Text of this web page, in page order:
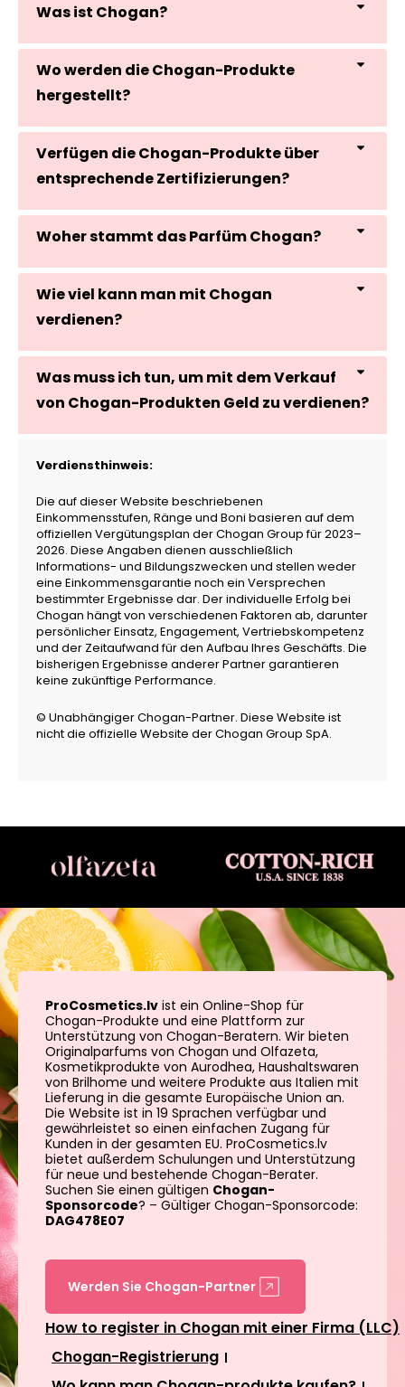
Was ist Chogan?
Wo werden die Chogan-Produkte
hergestellt?
Verfügen die Chogan-Produkte über
entsprechende Zertifizierungen?
Woher stammt das Parfüm Chogan?
Wie viel kann man mit Chogan
verdienen?
Was muss ich tun, um mit dem Verkauf
von Chogan-Produkten Geld zu verdienen?
Verdiensthinweis:
Die auf dieser Website beschriebenen
Einkommensstufen, Ränge und Boni basieren auf dem
offiziellen Vergütungsplan der Chogan Group für 2023–
2026. Diese Angaben dienen ausschließlich
Informations- und Bildungszwecken und stellen weder
eine Einkommensgarantie noch ein Versprechen
bestimmter Ergebnisse dar. Der individuelle Erfolg bei
Chogan hängt von verschiedenen Faktoren ab, darunter
persönlicher Einsatz, Engagement, Vertriebskompetenz
und der Zeitaufwand für den Aufbau Ihres Geschäfts. Die
bisherigen Ergebnisse anderer Partner garantieren
keine zukünftige Performance.
© Unabhängiger Chogan-Partner. Diese Website ist
nicht die offizielle Website der Chogan Group SpA.
ProCosmetics.lv ist ein Online-Shop für
Chogan-Produkte und eine Plattform zur
Unterstützung von Chogan-Beratern. Wir bieten
Originalparfums von Chogan und Olfazeta,
Kosmetikprodukte von Aurodhea, Haushaltswaren
von Brilhome und weitere Produkte aus Italien mit
Lieferung in die gesamte Europäische Union an.
Die Website ist in 19 Sprachen verfügbar und
gewährleistet so einen einfachen Zugang für
Kunden in der gesamten EU. ProCosmetics.lv
bietet außerdem Schulungen und Unterstützung
für neue und bestehende Chogan-Berater.
Suchen Sie einen gültigen Chogan-
Sponsorcode? – Gültiger Chogan-Sponsorcode:
DAG478E07
Werden Sie Chogan-Partner
How to register in Chogan mit einer Firma (LLC)
Chogan-Registrierung